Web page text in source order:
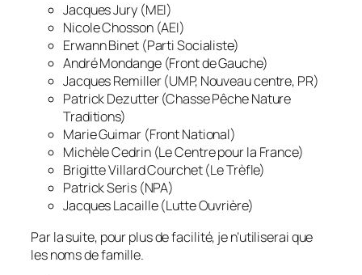
Jacques Jury (MEI)
Nicole Chosson (AEI)
Erwann Binet (Parti Socialiste)
André Mondange (Front de Gauche)
Jacques Remiller (UMP, Nouveau centre, PR)
Patrick Dezutter (Chasse Pêche Nature
Traditions)
Marie Guimar (Front National)
Michèle Cedrin (Le Centre pour la France)
Brigitte Villard Courchet (Le Trèfle)
Patrick Seris (NPA)
Jacques Lacaille (Lutte Ouvrière)
Par la suite, pour plus de facilité, je n’utiliserai que
les noms de famille.